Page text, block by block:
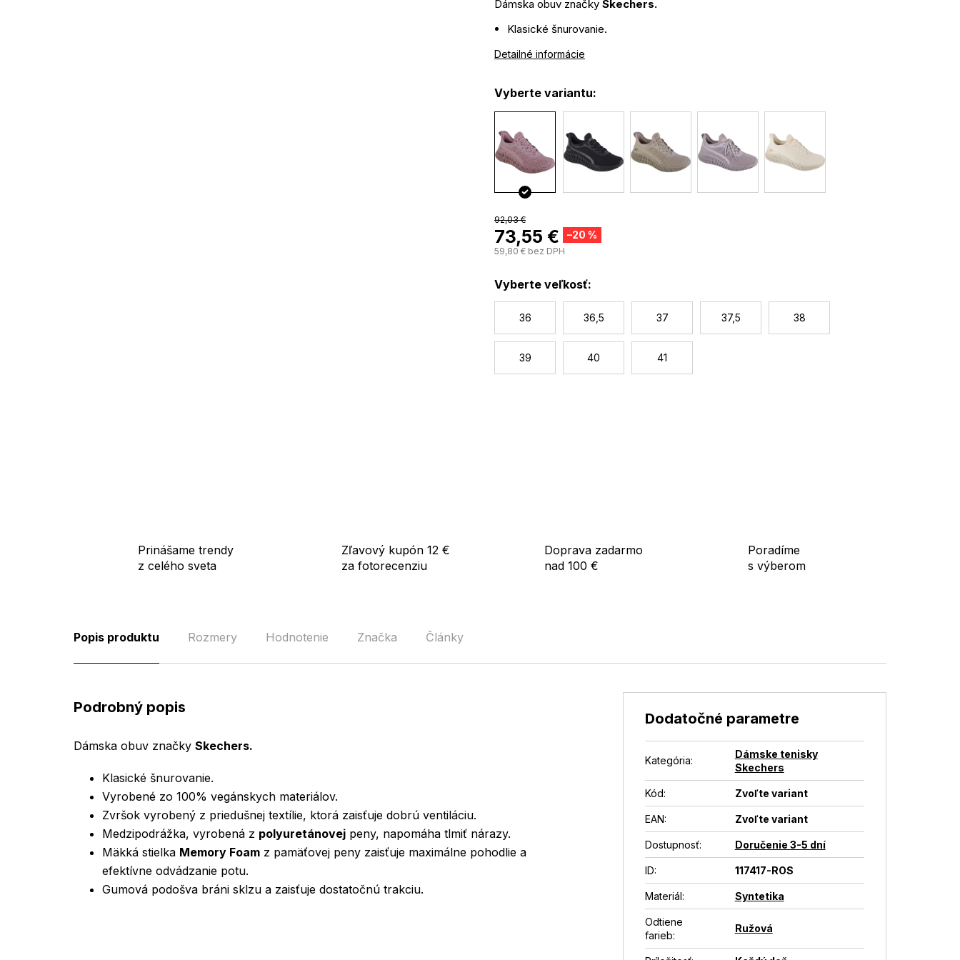
92,03 €
–20 %
73,55 €
59,80 € bez DPH
Vyberte veľkosť:
36 36,5 37 37,5 38
39 40 41
Dámska obuv značky Skechers.
Klasické šnurovanie.
Vyrobené zo 100% vegánskych materiálov.
Mäkká stielkaMemory Foam
pohodlie a efektívne odvádzanie potu.
Gumová podošva bráni sklzu a zaisťuje dostatočnú trakciu.
Detailné informácie
Vyberte variantu:
Prinášame trendy
z celého sveta
Zľavový kupón 12 €
za fotorecenziu
Doprava zadarmo
nad 100 €
Poradíme
s výberom
Popis produktu Rozmery Hodnotenie Značka Články
Podrobný popis
Dámska obuv značky Skechers.
Klasické šnurovanie.
Vyrobené zo 100% vegánskych materiálov.
Zvršok vyrobený z priedušnej textílie, ktorá zaisťuje dobrú ventiláciu.
Medzipodrážka, vyrobená z polyuretánovej peny, napomáha tlmiť nárazy.
Mäkká stielka Memory Foam z pamäťovej peny zaisťuje maximálne pohodlie a
efektívne odvádzanie potu.
Gumová podošva bráni sklzu a zaisťuje dostatočnú trakciu.
Dodatočné parametre
Kategória:
Dámske tenisky
Skechers
Kód: Zvoľte variant
EAN: Zvoľte variant
Dostupnosť: Doručenie 3-5 dní
ID: 117417-ROS
Materiál: Syntetika
Odtiene
farieb:
Ružová